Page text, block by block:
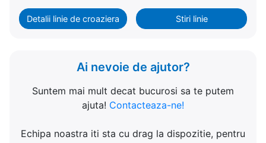
Detalii linie de croaziera Stiri linie
Ai nevoie de ajutor?
Suntem mai mult decat bucurosi sa te putem
ajuta! Contacteaza-ne!
Echipa noastra iti sta cu drag la dispozitie, pentru